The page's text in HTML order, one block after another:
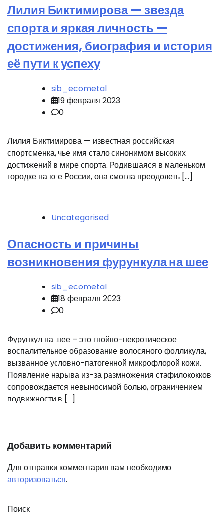
Лилия Биктимирова — звезда
спорта и яркая личность —
достижения, биография и история
её пути к успеху
sib_ecometal
19 февраля 2023
0
Лилия Биктимирова — известная российская
спортсменка, чье имя стало синонимом высоких
достижений в мире спорта. Родившаяся в маленьком
городке на юге России, она смогла преодолеть […]
Uncategorised
Опасность и причины
возникновения фурункула на шее
sib_ecometal
18 февраля 2023
0
Фурункул на шее – это гнойно-некротическое
воспалительное образование волосяного фолликула,
вызванное условно-патогенной микрофлорой кожи.
Появление нарыва из-за размножения стафилококков
сопровождается невыносимой болью, ограничением
подвижности в […]
Добавить комментарий
Для отправки комментария вам необходимо
авторизоваться.
Поиск